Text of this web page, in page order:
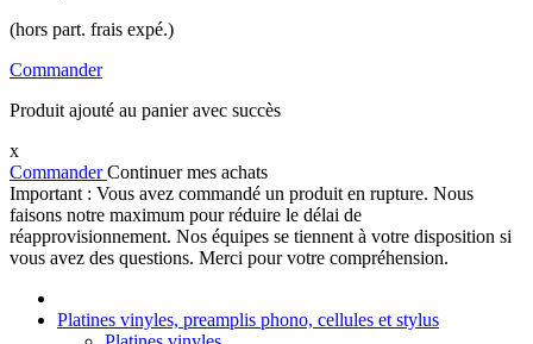
(hors part. frais expé.)
Commander
Produit ajouté au panier avec succès
x
CommanderContinuer mes achats
Important : Vous avez commandé un produit en rupture. Nous
faisons notre maximum pour réduire le délai de
réapprovisionnement. Nos équipes se tiennent à votre disposition si
vous avez des questions. Merci pour votre compréhension.
Platines vinyles, preamplis phono, cellules et stylus